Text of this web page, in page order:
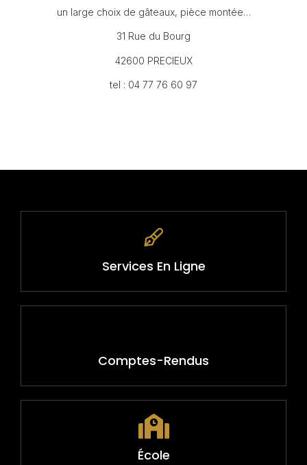
un large choix de gâteaux, pièce montée…
31 Rue du Bourg
42600 PRECIEUX
tel : 04 77 76 60 97
Services En Ligne
Comptes-Rendus
École